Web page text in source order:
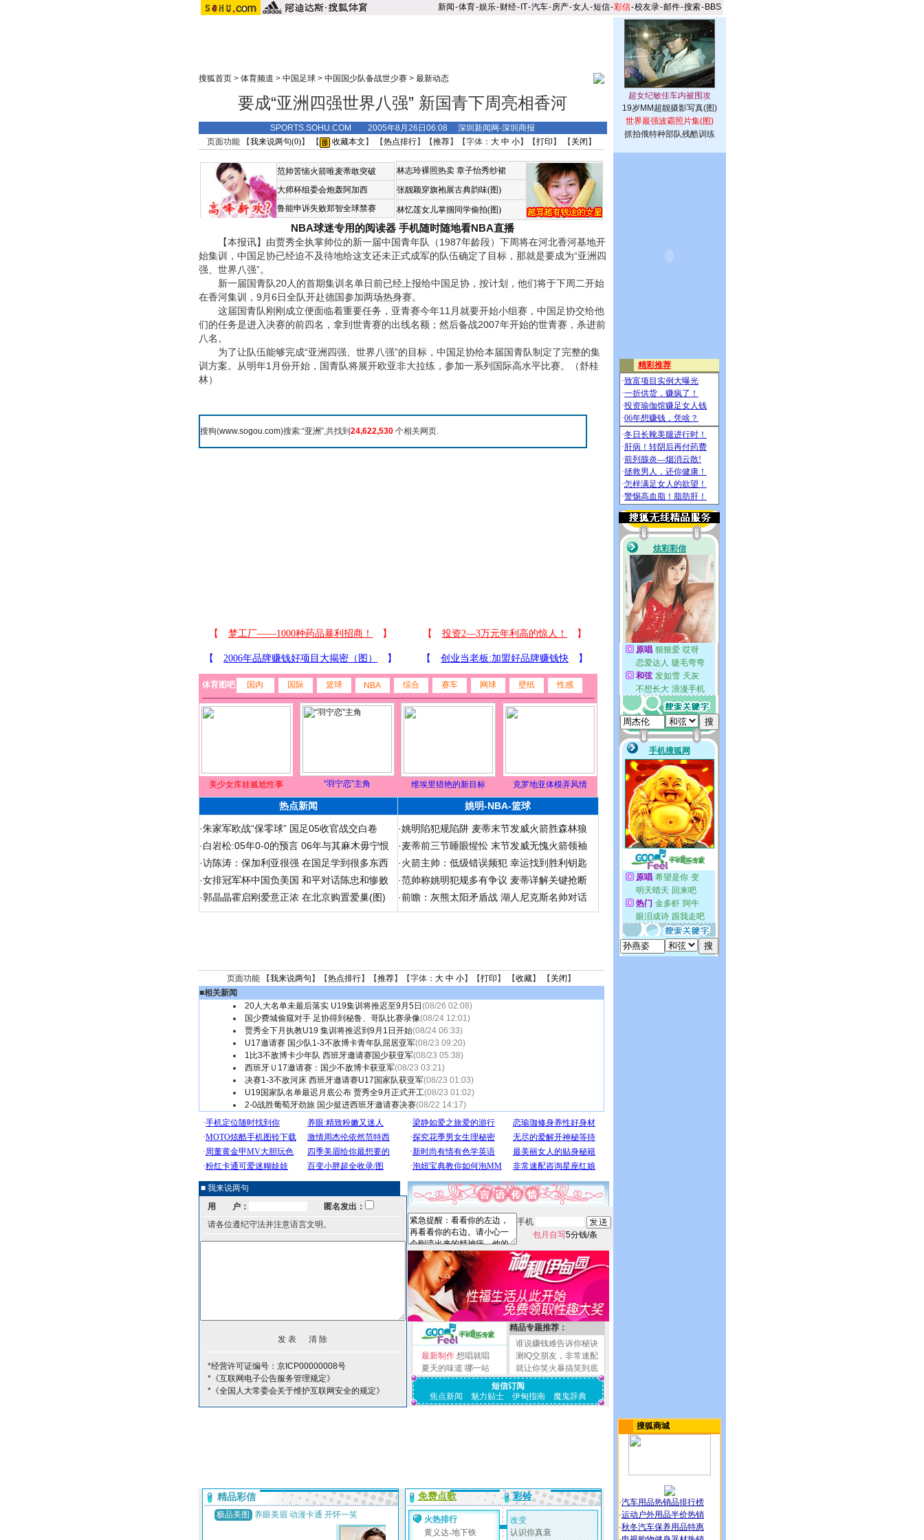
新闻-体育-娱乐-财经- IT-汽车-房产-女人 -短信-彩信-校友录-邮件-搜索- BBS
搜狐首页> 体育频道 > 中国足球> 中国国少队备战世少赛> 最新动态
要成“亚洲四强世界八强” 新国青下周亮相香河
SPORTS.SOHU.COM 2005年8月26日06:08 深圳新闻网-深圳商报
页面功能 【我来说两句(0)】 【 收藏本文 】 【热点排行】【推荐】【字体： 大 中 小】【打印 】 【 关闭 】
范帅苦恼火箭唯麦蒂敢突破
大师杯组委会炮轰阿加西
鲁能申诉失败郑智全球禁赛
林志玲裸照热卖 章子怡秀纱裙
张靓颖穿旗袍展古典韵味(图)
林忆莲女儿掌掴同学偷拍(图)
NBA球迷专用的阅读器 手机随时随地看NBA直播
【本报讯】由贾秀全执掌帅位的新一届中国青年队（1987年龄段）下周将在河北香河基地开
始集训，中国足协已经迫不及待地给这支还未正式成军的队伍确定了目标，那就是要成为“亚洲四
强、世界八强”。
新一届国青队20人的首期集训名单日前已经上报给中国足协，按计划，他们将于下周二开始
在香河集训，9月6日全队开赴德国参加两场热身赛。
这届国青队刚刚成立便面临着重要任务，亚青赛今年11月就要开始小组赛，中国足协交给他
们的任务是进入决赛的前四名，拿到世青赛的出线名额；然后备战2007年开始的世青赛，杀进前
八名。
为了让队伍能够完成“亚洲四强、世界八强”的目标，中国足协给本届国青队制定了完整的集
训方案。从明年1月份开始，国青队将展开欧亚非大拉练，参加一系列国际高水平比赛。（舒桂
林）
搜狗(www.sogou.com)搜索:“亚洲”,共找到 24,622,530 个相关网页.
体育图吧 国内 国际 篮球 NBA 综合 赛车 网球 壁纸 性感
美少女库娃尴尬性事 “羽宁恋”主角 维埃里猎艳的新目标 克罗地亚体模弄风情
热点新闻 姚明-NBA-篮球
·朱家军欧战“保零球” 国足05收官战交白卷
·白岩松:05年0-0的预言 06年与其麻木毋宁恨
·访陈涛：保加利亚很强 在国足学到很多东西
·女排冠军杯中国负美国 和平对话陈忠和惨败
·郭晶晶霍启刚爱意正浓 在北京购置爱巢(图)
·姚明陷犯规陷阱 麦蒂末节发威火箭胜森林狼
·麦蒂前三节睡眼惺忪 末节发威无愧火箭领袖
·火箭主帅：低级错误频犯 幸运找到胜利钥匙
·范帅称姚明犯规多有争议 麦蒂详解关键抢断
·前瞻：灰熊太阳矛盾战 湖人尼克斯名帅对话
页面功能 【我来说两句 】【热点排行】【推荐】【字体： 大 中 小】【打印 】 【收藏】 【 关闭 】
■相关新闻
20人大名单未最后落实 U19集训将推迟至9月5日 (08/26 02:08)
国少费城偷窥对手 足协得到秘鲁、哥队比赛录像(08/24 12:01)
贾秀全下月执教U19 集训将推迟到9月1日开始(08/24 06:33)
U17邀请赛 国少队1-3不敌博卡青年队屈居亚军(08/23 09:20)
1比3不敌博卡少年队 西班牙邀请赛国少获亚军(08/23 05:38)
西班牙Ｕ17邀请赛：国少不敌博卡获亚军(08/23 03:21)
决赛1-3不敌河床 西班牙邀请赛U17国家队获亚军(08/23 01:03)
U19国家队名单最迟月底公布 贾秀全9月正式开工(08/23 01:02)
2-0战胜葡萄牙劲旅 国少挺进西班牙邀请赛决赛(08/22 14:17)
■ 我来说两句
用 户：
匿名发出：
请各位遵纪守法并注意语言文明。
*经营许可证编号：京ICP00000008号
*《互联网电子公告服务管理规定》
*《全国人大常委会关于维护互联网安全的规定》
手机
包月自写5分钱/条
最新制作 想唱就唱
夏天的味道 哪一站
精品专题推荐：
谁说赚钱难告诉你秘诀
测IQ交朋友，非常速配
就让你笑火暴搞笑到底
短信订阅
焦点新闻
魅力贴士 伊甸指南 魔鬼辞典
19岁MM超靓摄影写真(图)
世界最强波霸照片集(图)
抓拍俄特种部队残酷训练
搜狐商城
·汽车用品热销品排行榜
·运动户外用品半价热销
·秋冬汽车保养用品特惠